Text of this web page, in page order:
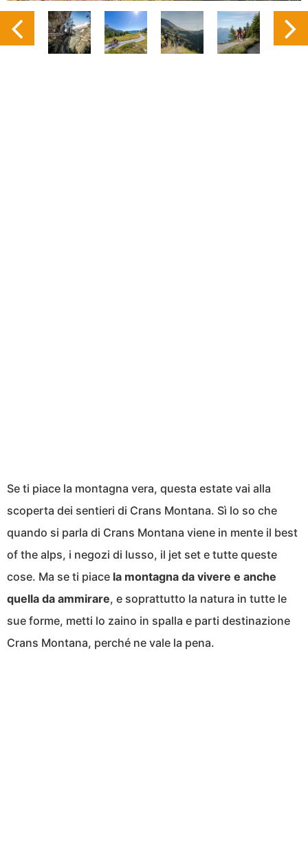
Se ti piace la montagna vera, questa estate vai alla
scoperta dei sentieri di Crans Montana. Sì lo so che
quando si parla di Crans Montana viene in mente il best
of the alps, i negozi di lusso, il jet set e tutte queste
cose. Ma se ti piace la montagna da vivere e anche
quella da ammirare, e soprattutto la natura in tutte le
sue forme, metti lo zaino in spalla e parti destinazione
Crans Montana, perché ne vale la pena.